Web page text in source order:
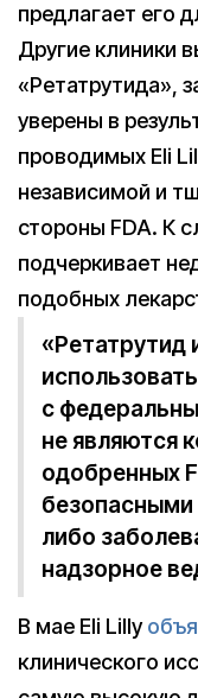
предлагает его
Другие клиники
«Ретатрутида»,
уверены в
проводимых Eli
независимой и
стороны FDA. К
подчеркивает
подобных
«Ретатрутид
с
не являются
одобренных
безопасными
либо
надзорное
В мае Eli Lilly
клинического